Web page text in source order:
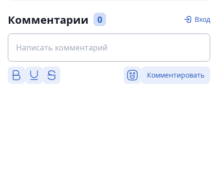
Комментарии 0 Вход
Комментировать